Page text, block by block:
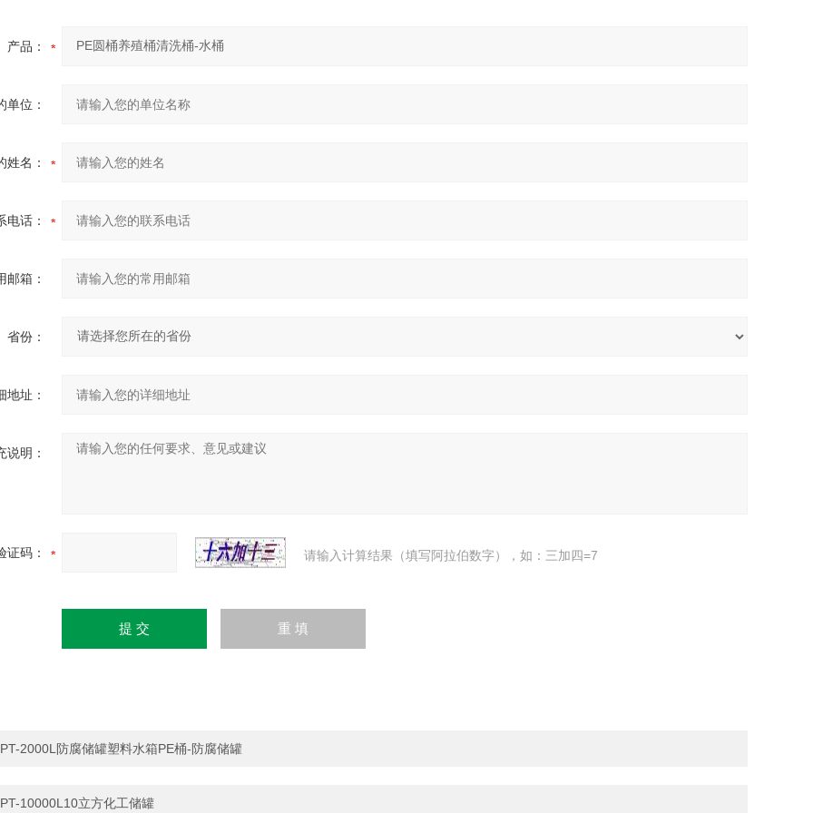
产品：
单位：
姓名：
电话：
邮箱：
省份：
地址：
说明：
证码： 请输入计算结果（填写阿拉伯数字），如：三加四=7
PT-2000L防腐储罐塑料水箱PE桶-防腐储罐
PT-10000L10立方化工储罐